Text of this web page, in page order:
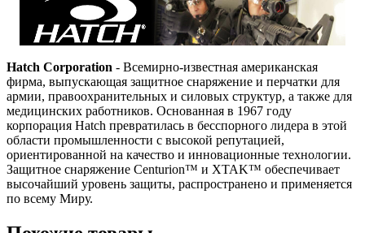
Hatch Corporation - Всемирно-известная американская
фирма, выпускающая защитное снаряжение и перчатки для
армии, правоохранительных и силовых структур, а также для
медицинских работников. Основанная в 1967 году
корпорация Hatch превратилась в бесспорного лидера в этой
области промышленности с высокой репутацией,
ориентированной на качество и инновационные технологии.
Защитное снаряжение Centurion™ и XTAK™ обеспечивает
высочайший уровень защиты, распространено и применяется
по всему Миру.